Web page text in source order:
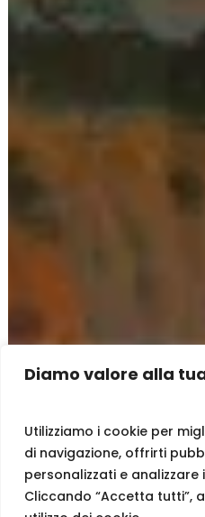
Diamo valore alla
Utilizziamo i cookie per
di navigazione, offrirti
personalizzati e
Cliccando “Accetta tutti”,